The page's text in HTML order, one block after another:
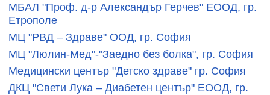
МБАЛ "Проф. д-р Александър Герчев" ЕООД, гр.
Етрополе
МЦ "РВД – Здраве" ООД, гр. София
МЦ "Люлин-Мед"-"Заедно без болка", гр. София
Медицински център "Детско здраве" гр. София
ДКЦ "Свети Лука – Диабетен център" ЕООД, гр.